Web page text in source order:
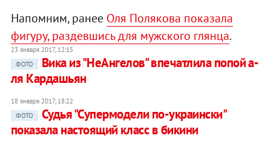
Напомним, ранее Оля Полякова показала
фигуру, раздевшись для мужского глянца.
23 января 2017, 12:15
ФОТО
Вика из "НеАнгелов" впечатлила попой а-
ля Кардашьян
18 января 2017, 18:22
ФОТО
Судья "Супермодели по-украински"
показала настоящий класс в бикини